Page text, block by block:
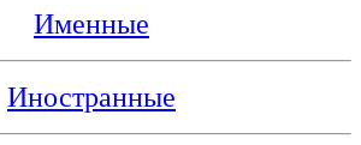
Именные
Иностранные